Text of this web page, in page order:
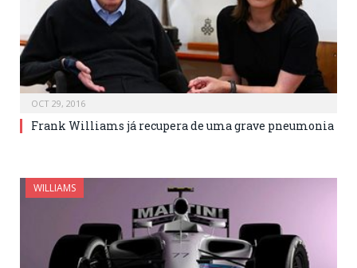
OCT 29, 2016
Frank Williams já recupera de uma grave pneumonia
WILLIAMS